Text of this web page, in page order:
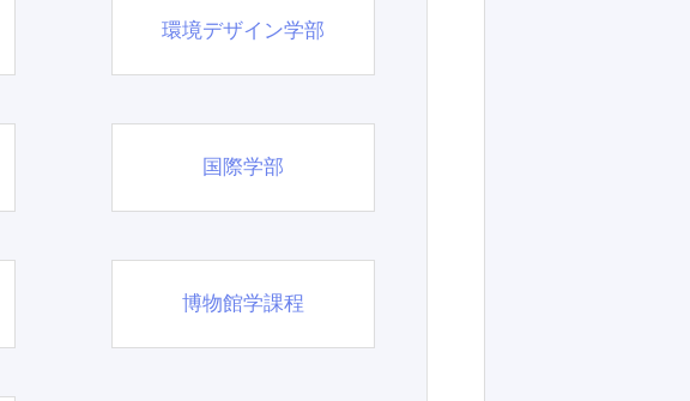
環境デザイン学部
国際学部
博物館学課程